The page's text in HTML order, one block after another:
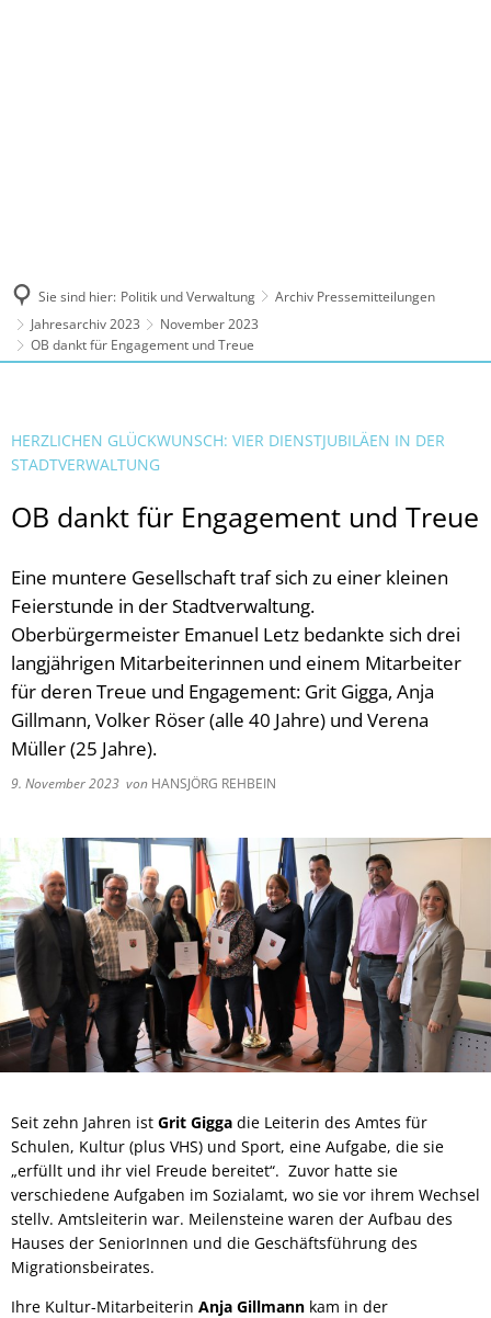
Sie sind hier: Politik und Verwaltung
Archiv Pressemitteilungen
Jahresarchiv 2023
November 2023
OB dankt für Engagement und Treue
HERZLICHEN GLÜCKWUNSCH: VIER DIENSTJUBILÄEN IN DER
STADTVERWALTUNG
OB dankt für Engagement und Treue
Eine muntere Gesellschaft traf sich zu einer kleinen
Feierstunde in der Stadtverwaltung.
Oberbürgermeister Emanuel Letz bedankte sich drei
langjährigen Mitarbeiterinnen und einem Mitarbeiter
für deren Treue und Engagement: Grit Gigga, Anja
Gillmann, Volker Röser (alle 40 Jahre) und Verena
Müller (25 Jahre).
9. November 2023 von HANSJÖRG REHBEIN
Seit zehn Jahren ist Grit Gigga die Leiterin des Amtes für
Schulen, Kultur (plus VHS) und Sport, eine Aufgabe, die sie
„erfüllt und ihr viel Freude bereitet“. Zuvor hatte sie
verschiedene Aufgaben im Sozialamt, wo sie vor ihrem Wechsel
stellv. Amtsleiterin war. Meilensteine waren der Aufbau des
Hauses der SeniorInnen und die Geschäftsführung des
Migrationsbeirates.
Ihre Kultur-Mitarbeiterin Anja Gillmann kam in der